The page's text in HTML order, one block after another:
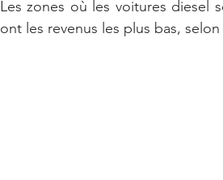
Les zones où les voitures diesel
ont les revenus les plus bas,